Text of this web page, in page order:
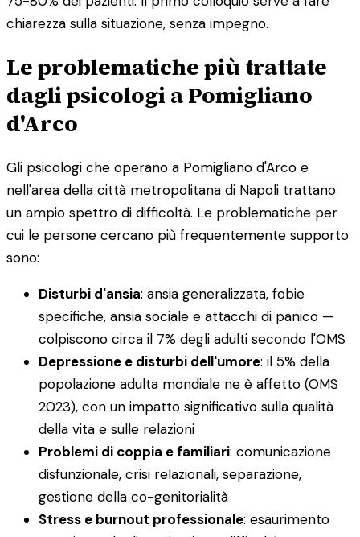
chiarezza sulla situazione, senza impegno.
Le problematiche più trattate
dagli psicologi a Pomigliano
d'Arco
Gli psicologi che operano a Pomigliano d'Arco e
nell'area della città metropolitana di Napoli trattano
un ampio spettro di difficoltà. Le problematiche per
cui le persone cercano più frequentemente supporto
sono:
Disturbi d'ansia: ansia generalizzata, fobie
specifiche, ansia sociale e attacchi di panico —
colpiscono circa il 7% degli adulti secondo l'OMS
Depressione e disturbi dell'umore: il 5% della
popolazione adulta mondiale ne è affetto (OMS
2023), con un impatto significativo sulla qualità
della vita e sulle relazioni
Problemi di coppia e familiari: comunicazione
disfunzionale, crisi relazionali, separazione,
gestione della co-genitorialità
Stress e burnout professionale: esaurimento